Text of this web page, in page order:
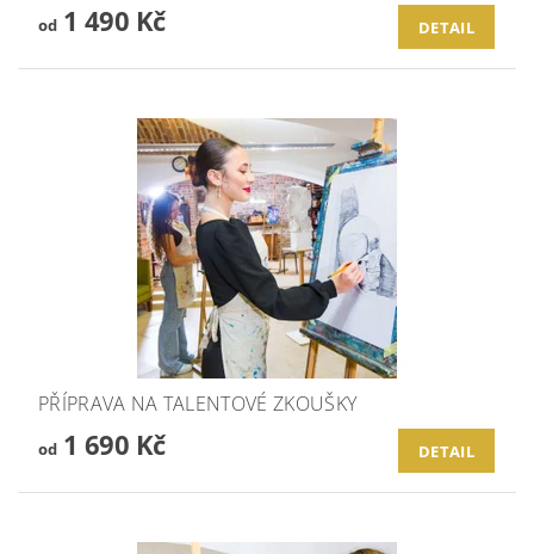
od1 490 Kč DETAIL
PŘÍPRAVA NA TALENTOVÉ ZKOUŠKY
od1 690 Kč DETAIL